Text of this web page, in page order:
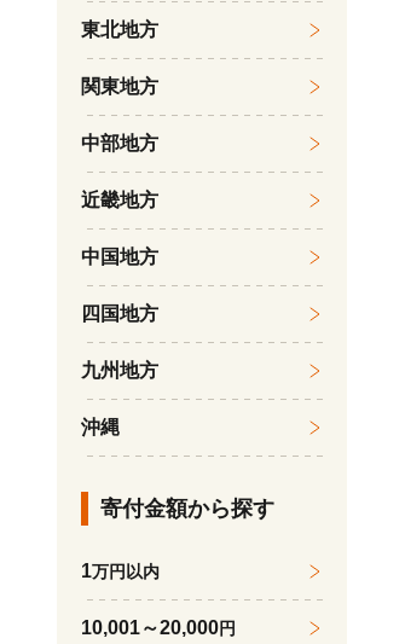
東北地方
関東地方
中部地方
近畿地方
中国地方
四国地方
九州地方
沖縄
寄付金額から探す
1万円以内
10,001～20,000円